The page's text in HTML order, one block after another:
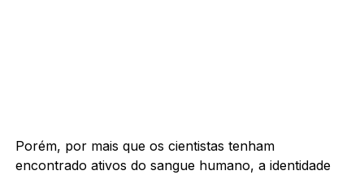
Porém, por mais que os cientistas tenham
encontrado ativos do sangue humano, a identidade